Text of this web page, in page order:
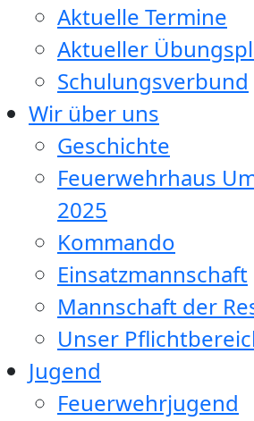
Aktuelle Termine
Aktueller
Schulungsverbund
Wir über uns
Geschichte
Feuerwehrhaus
2025
Kommando
Einsatzmannschaft
Mannschaft der
Unser
Jugend
Feuerwehrjugend